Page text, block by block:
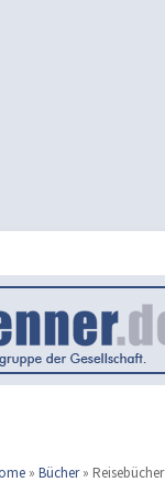
» Bücher » Reisebücher